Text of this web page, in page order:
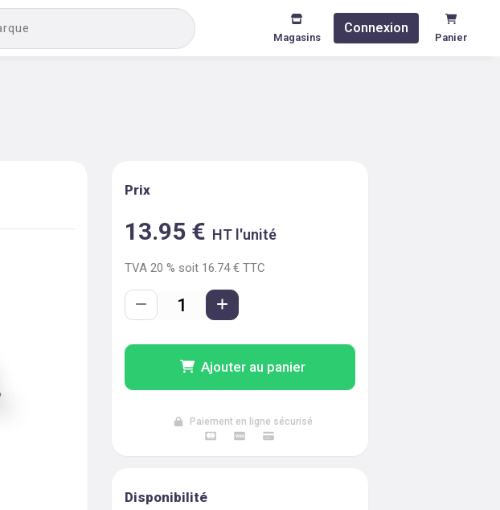
Magasins
Connexion
Panier
Prix
13.95 € HT l'unité
TVA20 % soit 16.74 € TTC
Ajouter au panier
Paiement en ligne sécurisé
Disponibilité